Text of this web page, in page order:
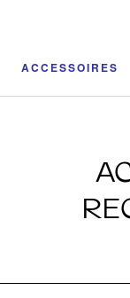
ACCESSOIRES